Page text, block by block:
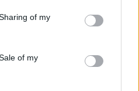
of my
of my